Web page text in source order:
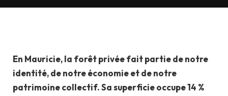
En Mauricie, la forêt privée fait partie de notre
identité, de notre économie et de notre
patrimoine collectif. Sa superficie occupe 14 %